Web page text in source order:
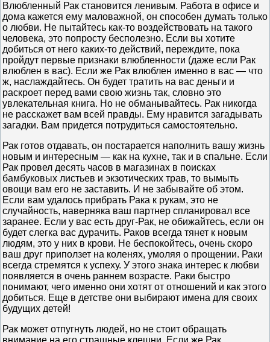
Влюбленный Рак становится ленивым. Работа в офисе и
дома кажется ему маловажной, он способен думать только
о любви. Не пытайтесь как-то воздействовать на такого
человека, это попросту бесполезно. Если вы хотите
добиться от него каких-то действий, переждите, пока
пройдут первые признаки влюбленности (даже если Рак
влюблен в вас). Если же Рак влюблен именно в вас — что
ж, наслаждайтесь. Он будет тратить на вас деньги и
раскроет перед вами свою жизнь так, словно это
увлекательная книга. Но не обманывайтесь. Рак никогда
не расскажет вам всей правды. Ему нравится загадывать
загадки. Вам придется потрудиться самостоятельно.
Рак готов отдавать, он постарается наполнить вашу жизнь
новым и интересным — как на кухне, так и в спальне. Если
Рак провел десять часов в магазинах в поисках
бамбуковых листьев и экзотических трав, то вымыть
овощи вам его не заставить. И не забывайте об этом.
Если вам удалось прибрать Рака к рукам, это не
случайность, наверняка ваш партнер спланировал все
заранее. Если у вас есть друг-Рак, не обижайтесь, если он
будет слегка вас дурачить. Раков всегда тянет к новым
людям, это у них в крови. Не беспокойтесь, очень скоро
ваш друг приползет на коленях, умоляя о прощении. Раки
всегда стремятся к успеху. У этого знака интерес к любви
появляется в очень раннем возрасте. Раки быстро
понимают, чего именно они хотят от отношений и как этого
добиться. Еще в детстве они выбирают имена для своих
будущих детей!
Рак может отпугнуть людей, но не стоит обращать